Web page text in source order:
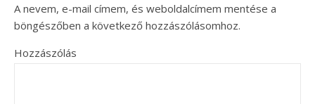
A nevem, e-mail címem, és weboldalcímem mentése a
böngészőben a következő hozzászólásomhoz.
Hozzászólás